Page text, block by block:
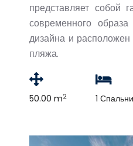
представляет собой
современного
дизайна и
пляжа.
50.00 m2 1 Спальни